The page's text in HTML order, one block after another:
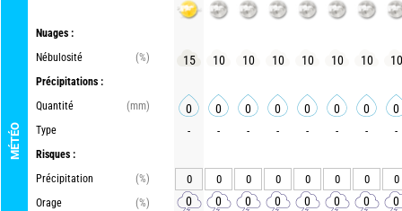
MÉTÉO
Nuages :
Nébulosité
(%)
Précipitations :
Quantité
(mm)
Type
Risques :
Précipitation
(%)
Orage
(%)
15 10 10 10 10 10 10 10
0 0 0 0 0 0 0 0
- - - - - - - -
0 0 0 0 0 0 0 0
0 0 0 0 0 0 0 0